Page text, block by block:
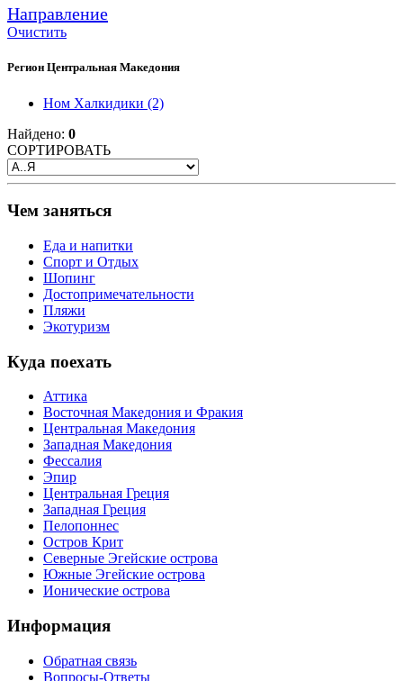
Направление
Очистить
Регион Центральная Македония
Ном Халкидики (2)
Найдено: 0
СОРТИРОВАТЬ
Чем заняться
Еда и напитки
Спорт и Отдых
Шопинг
Достопримечательности
Пляжи
Экотуризм
Куда поехать
Аттика
Восточная Македония и Фракия
Центральная Македония
Западная Македония
Фессалия
Эпир
Центральная Греция
Западная Греция
Пелопоннес
Остров Крит
Северные Эгейские острова
Южные Эгейские острова
Ионические острова
Информация
Обратная связь
Вопросы-Ответы